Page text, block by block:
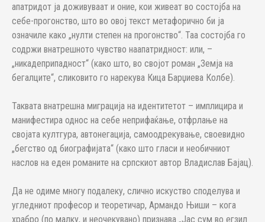
апатридот ја доживуваат и оние, кои живеат во состојба на
себе-прогонство, што во овој текст метафорично би ја
означиле како „нулти степен на прогонство“. Таа состојба го
содржи внатрешното чувство наапатридност: или, –
„никадеприпадност“ (како што, во својот роман „Земја на
бегалците“, сликовито го нарекува Кица Барџиева Колбе).
Таквата внатрешна миграција на идентитетот – имплицира и
манифестира однос на себе неприфаќање, отфрлање на
својата култгура, автонегација, самоодрекување, своевидно
„бегство од биографијата“ (како што гласи и необичниот
наслов на еден романите на српскиот автор Владислав Бајац).
Да не одиме многу подалеку, слично искуство споделува и
угледниот професор и теоретичар, Армандо Њиши – кога
храбро (по малку, и неочекувано) признава „Јас сум во егзил